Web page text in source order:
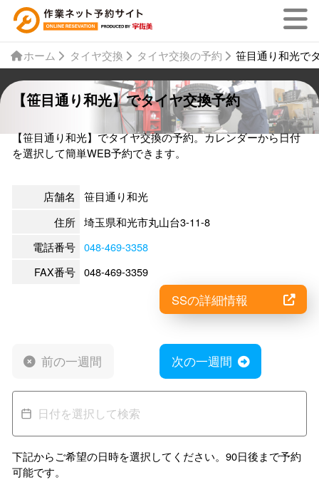
ホーム タイヤ交換 タイヤ交換の予約 笹目通り和光で
【笹目通り和光】でタイヤ交換予約
【笹目通り和光】でタイヤ交換の予約。カレンダーから日付
を選択して簡単WEB予約できます。
店舗名
笹目通り和光
住所 埼玉県和光市丸山台3-11-8
電話番号 048-469-3358
FAX番号 048-469-3359
SSの詳細情報
前の一週間 次の一週間
下記からご希望の日時を選択してください。90日後まで予約
可能です。